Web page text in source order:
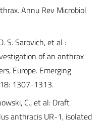
Annu Rev Microbiol
S. Sarovich, et al :
of an anthrax
Europe. Emerging
1307-1313.
C., et al: Draft
anthracis UR-1, isolated